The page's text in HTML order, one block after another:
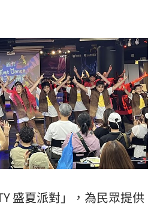
盛夏派對」，為民眾提供